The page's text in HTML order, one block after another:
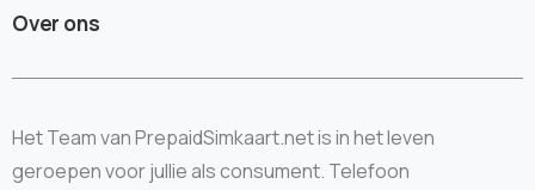
Over ons
Het Team van PrepaidSimkaart.net is in het leven
geroepen voor jullie als consument. Telefoon